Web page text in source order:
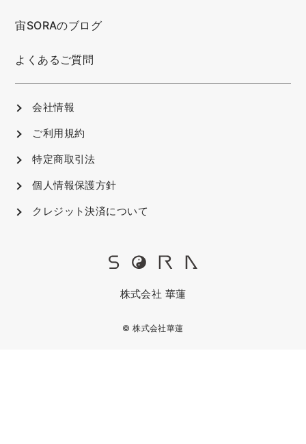
宙SORAのブログ
よくあるご質問
会社情報
ご利用規約
特定商取引法
個人情報保護方針
クレジット決済について
株式会社 華蓮
© 株式会社華蓮